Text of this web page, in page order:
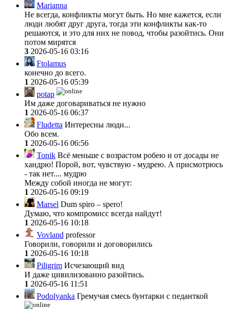
Marianna
Не всегда, конфликты могут быть. Но мне кажется, если
люди любят друг друга, тогда эти конфликты как-то
решаются, и это для них не повод, чтобы разойтись. Они
потом мирятся
3 2026-05-16 03:16
Ftolamus
конечно до всего.
1 2026-05-16 05:39
potap
Им даже договариваться не нужно
1 2026-05-16 06:37
Fludetta Интересны люди...
Обо всeм.
1 2026-05-16 06:56
Tonik Всё меньше с возрастом робею и от досады не
хандрю! Порой, вот, чувствую - мудрею. А присмотрюсь
- так нет.... мудрю
Между собой иногда не могут:
1 2026-05-16 09:19
Marsel Dum spiro – spero!
Думаю, что компромисс всегда найдут!
1 2026-05-16 10:18
Vovland professor
Говорили, говорили и договорились
1 2026-05-16 10:18
Piligrim Исчезающий вид
И даже цивилизованно разойтись.
1 2026-05-16 11:51
Podolyanka Гремучая смесь бунтарки с педанткой